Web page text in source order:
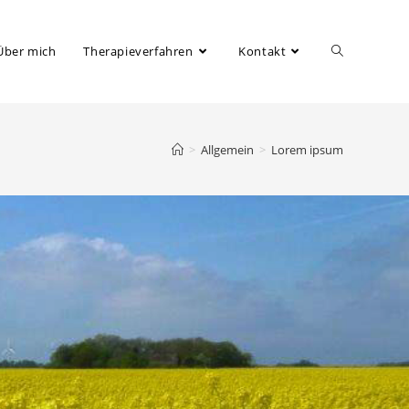
mich Therapieverfahren Kontakt
> Allgemein > Lorem ipsum